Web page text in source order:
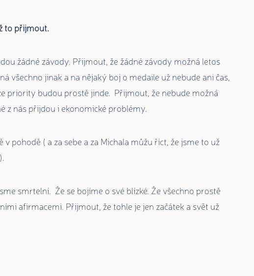
to přijmout.
žádné závody. Přijmout, že žádné závody možná letos
všechno jinak a na nějaký boj o medaile už nebude ani čas,
priority budou prostě jinde. Přijmout, že nebude možná
z nás přijdou i ekonomické problémy.
pohodě ( a za sebe a za Michala můžu říct, že jsme to už
smrtelní. Že se bojíme o své blízké. Že všechno prostě
afirmacemi. Přijmout, že tohle je jen začátek a svět už